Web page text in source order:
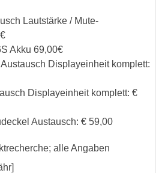
Lautstärke / Mute-
Akku 69,00€
Displayeinheit komplett:
Displayeinheit komplett: €
Austausch: € 59,00
alle Angaben